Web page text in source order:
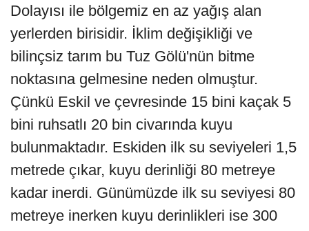
Dolayısı ile bölgemiz en az yağış alan
yerlerden birisidir. İklim değişikliği ve
bilinçsiz tarım bu Tuz Gölü'nün bitme
noktasına gelmesine neden olmuştur.
Çünkü Eskil ve çevresinde 15 bini kaçak 5
bini ruhsatlı 20 bin civarında kuyu
bulunmaktadır. Eskiden ilk su seviyeleri 1,5
metrede çıkar, kuyu derinliği 80 metreye
kadar inerdi. Günümüzde ilk su seviyesi 80
metreye inerken kuyu derinlikleri ise 300